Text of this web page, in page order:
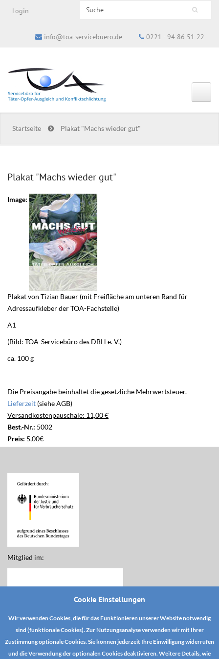
Cookie Einstellungen
Wir verwenden Cookies, die für das Funktionieren unserer Website notwendig
sind (funktionale Cookies). Zur Nutzungsanalyse verwenden wir mit Ihrer
Zustimmung optionale Cookies. Sie können jederzeit Ihre Einwilligung widerrufen
und die Verwendung der optionalen Cookies deaktivieren. Weitere Details, wie
Login Suchformular
Search this site
info@toa-servicebuero.de 0221 - 94 86 51 22
Startseite Plakat "Machs wieder gut"
Plakat "Machs wieder gut"
Image:
Plakat von Tizian Bauer (mit Freifläche am unteren Rand für
Adressaufkleber der TOA-Fachstelle)
A1
(Bild: TOA-Servicebüro des DBH e. V.)
ca. 100 g
Die Preisangabe beinhaltet die gesetzliche Mehrwertsteuer.
Lieferzeit (siehe AGB)
Versandkostenpauschale: 11,00 €
Best.-Nr.: 5002
Preis: 5,00€
Mitglied im: